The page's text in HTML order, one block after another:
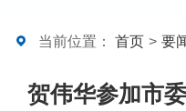
政府信息公开制度
当前位置： 首页 > 要
贺伟华参加市